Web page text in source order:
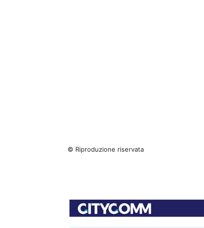
© Riproduzione riservata